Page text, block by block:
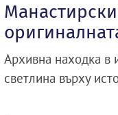
Архивна находка в
светлина върху